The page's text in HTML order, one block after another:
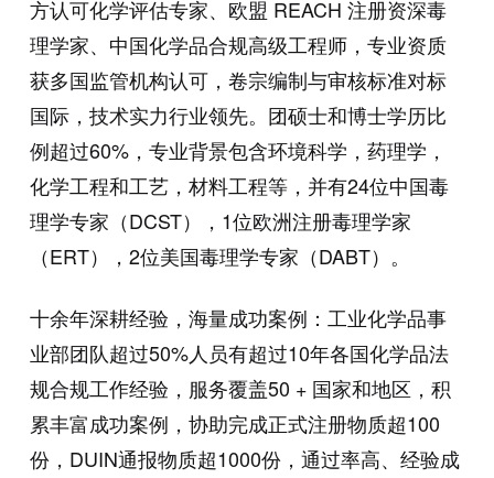
方认可化学评估专家、欧盟 REACH 注册资深毒
理学家、中国化学品合规高级工程师，专业资质
获多国监管机构认可，卷宗编制与审核标准对标
国际，技术实力行业领先。团硕士和博士学历比
例超过60%，专业背景包含环境科学，药理学，
化学工程和工艺，材料工程等，并有24位中国毒
理学专家（DCST），1位欧洲注册毒理学家
（ERT），2位美国毒理学专家（DABT）。
十余年深耕经验，海量成功案例：工业化学品事
业部团队超过50%人员有超过10年各国化学品法
规合规工作经验，服务覆盖50 + 国家和地区，积
累丰富成功案例，协助完成正式注册物质超100
份，DUIN通报物质超1000份，通过率高、经验成